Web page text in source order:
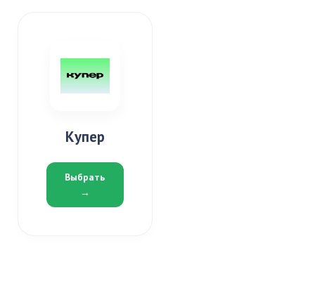
Купер
Выбрать
→